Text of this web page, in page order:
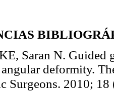
Saran N.
deformity.
Surgeons. 2010;